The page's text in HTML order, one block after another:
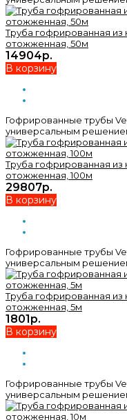
Труба гофрированная
отожженная, 50м
14904р.
В корзину
Гофрированные трубы
универсальным
Труба гофрированная
отожженная, 100м
29807р.
В корзину
Гофрированные трубы
универсальным
Труба гофрированная из
отожженная, 5м
1801р.
В корзину
Гофрированные трубы
универсальным